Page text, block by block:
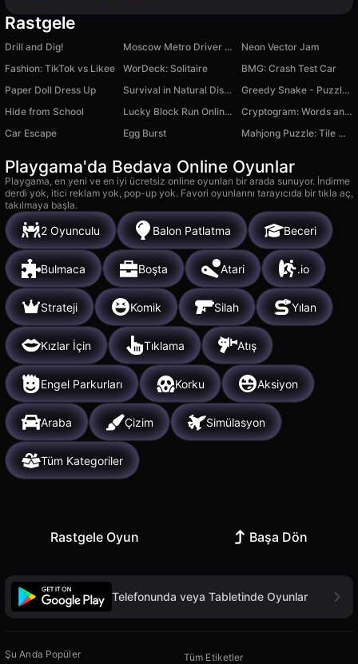
Rastgele
Drill and Dig! Moscow Metro Driver 3D
Neon Vector Jam
Fashion: TikTok vs Likee
WorDeck: Solitaire
BMG: Crash Test Car
Paper Doll Dress Up
Survival in Natural Disasters
Greedy Snake - Puzzle Game
Hide from School
Lucky Block Run Online 3D: Obby Luck Tsunami +1
Cryptogram: Words and Codes
Car Escape
Egg Burst Mahjong Puzzle: Tile Match
Playgama'da Bedava Online Oyunlar
Playgama, en yeni ve en iyi ücretsiz online oyunları bir arada sunuyor. İndirme
derdi yok, itici reklam yok, pop-up yok. Favori oyunlarını tarayıcıda bir tıkla aç,
takılmaya başla.
2 Oyunculu Balon Patlatma Beceri
Bulmaca Boşta Atari .io
Strateji Komik Silah Yılan
Kızlar İçin Tıklama Atış
Engel Parkurları Korku Aksiyon
Araba Çizim Simülasyon
Tüm Kategoriler
Rastgele Oyun Başa Dön
Telefonunda veya Tabletinde Oyunlar
Şu Anda Popüler
Tüm Etiketler